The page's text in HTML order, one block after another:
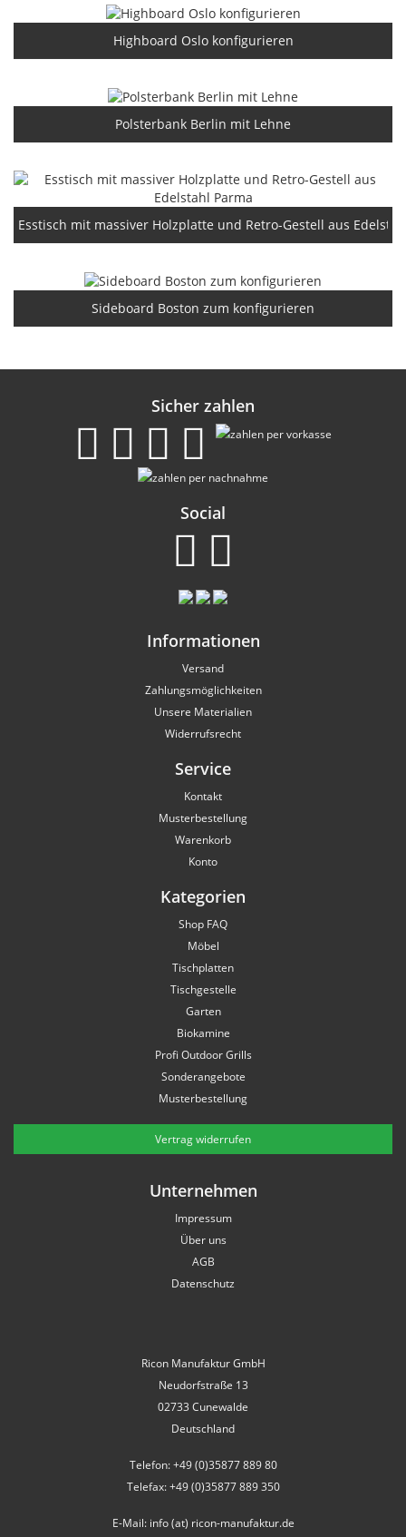
Highboard Oslo konfigurieren
Polsterbank Berlin mit Lehne
Esstisch mit massiver Holzplatte und Retro-Gestell aus
Sideboard Boston zum konfigurieren
Sicher zahlen
Social
Informationen
Versand
Zahlungsmöglichkeiten
Unsere Materialien
Widerrufsrecht
Service
Kontakt
Musterbestellung
Warenkorb
Konto
Kategorien
Shop FAQ
Möbel
Tischplatten
Tischgestelle
Garten
Biokamine
Profi Outdoor Grills
Sonderangebote
Musterbestellung
Vertrag widerrufen
Unternehmen
Impressum
Über uns
AGB
Datenschutz
Ricon Manufaktur GmbH
Neudorfstraße 13
02733 Cunewalde
Deutschland
Telefon: +49 (0)35877 889 80
Telefax: +49 (0)35877 889 350
E-Mail: info (at) ricon-manufaktur.de